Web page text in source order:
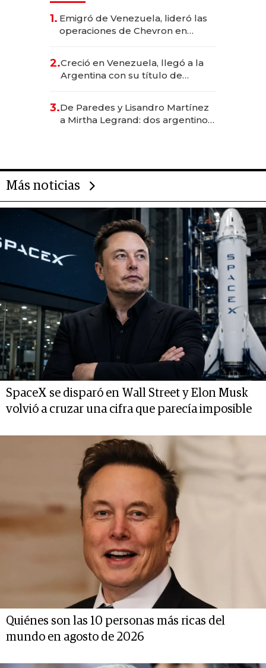
1. Emigró de Venezuela, lideró las
operaciones de Chevron en
2.Creció en Venezuela, llegó a la
Argentina con su título de
las marcas "fast premium"
3.De Paredes y Lisandro Martínez
a Mirtha Legrand: dos argentinos
Más noticias
SpaceX se disparó en Wall Street y Elon Musk
volvió a cruzar una cifra que parecía imposible
Quiénes son las 10 personas más ricas del
mundo en agosto de 2026